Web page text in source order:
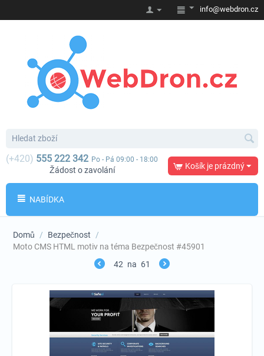
info@webdron.cz
(+420) 555 222 342 Po - Pá 09:00 - 18:00
Žádost o zavolání Košík je prázdný
NABÍDKA
Domů / Bezpečnost
/
Moto CMS HTML motiv na téma Bezpečnost #45901
42 na 61